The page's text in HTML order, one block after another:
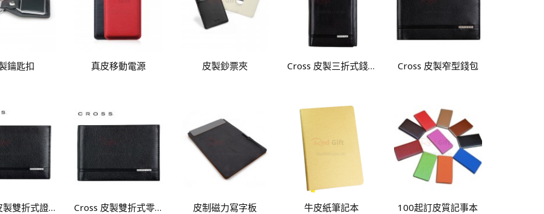
鑰匙扣 真皮移動電源 皮製鈔票夾 Cross 皮製三折式錢包 Cross 皮製窄型錢包
Cross 皮製雙折式證照錢包 Cross 皮製雙折式零錢包 皮制磁力寫字板 牛皮紙筆記本 100起訂皮質記事本